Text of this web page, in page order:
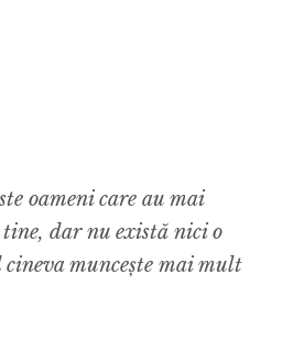
oameni care au mai
dar nu există nici o
cineva muncește mai mult